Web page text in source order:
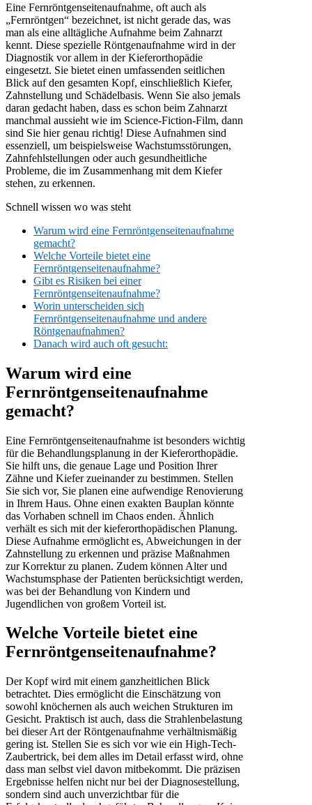
Eine Fernröntgenseitenaufnahme, oft auch als
„Fernröntgen“ bezeichnet, ist nicht gerade das, was
man als eine alltägliche Aufnahme beim Zahnarzt
kennt. Diese spezielle Röntgenaufnahme wird in der
Diagnostik vor allem in der Kieferorthopädie
eingesetzt. Sie bietet einen umfassenden seitlichen
Blick auf den gesamten Kopf, einschließlich Kiefer,
Zahnstellung und Schädelbasis. Wenn Sie also jemals
daran gedacht haben, dass es schon beim Zahnarzt
manchmal aussieht wie im Science-Fiction-Film, dann
sind Sie hier genau richtig! Diese Aufnahmen sind
essenziell, um beispielsweise Wachstumsstörungen,
Zahnfehlstellungen oder auch gesundheitliche
Probleme, die im Zusammenhang mit dem Kiefer
stehen, zu erkennen.
Schnell wissen wo was steht
Warum wird eine Fernröntgenseitenaufnahme
gemacht?
Welche Vorteile bietet eine
Fernröntgenseitenaufnahme?
Gibt es Risiken bei einer
Fernröntgenseitenaufnahme?
Worin unterscheiden sich
Fernröntgenseitenaufnahme und andere
Röntgenaufnahmen?
Danach wird auch oft gesucht:
Warum wird eine
Fernröntgenseitenaufnahme
gemacht?
Eine Fernröntgenseitenaufnahme ist besonders wichtig
für die Behandlungsplanung in der Kieferorthopädie.
Sie hilft uns, die genaue Lage und Position Ihrer
Zähne und Kiefer zueinander zu bestimmen. Stellen
Sie sich vor, Sie planen eine aufwendige Renovierung
in Ihrem Haus. Ohne einen exakten Bauplan könnte
das Vorhaben schnell im Chaos enden. Ähnlich
verhält es sich mit der kieferorthopädischen Planung.
Diese Aufnahme ermöglicht es, Abweichungen in der
Zahnstellung zu erkennen und präzise Maßnahmen
zur Korrektur zu planen. Zudem können Alter und
Wachstumsphase der Patienten berücksichtigt werden,
was bei der Behandlung von Kindern und
Jugendlichen von großem Vorteil ist.
Welche Vorteile bietet eine
Fernröntgenseitenaufnahme?
Der Kopf wird mit einem ganzheitlichen Blick
betrachtet. Dies ermöglicht die Einschätzung von
sowohl knöchernen als auch weichen Strukturen im
Gesicht. Praktisch ist auch, dass die Strahlenbelastung
bei dieser Art der Röntgenaufnahme verhältnismäßig
gering ist. Stellen Sie es sich vor wie ein High-Tech-
Zaubertrick, bei dem alles im Detail erfasst wird, ohne
dass man selbst viel davon mitbekommt. Die präzisen
Ergebnisse helfen nicht nur bei der Diagnosestellung,
sondern sind auch unverzichtbar für die